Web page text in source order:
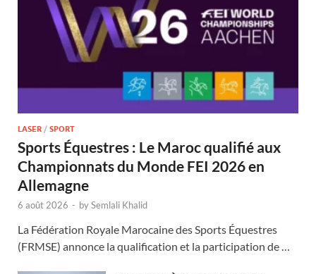
LASER / SPORT
Sports Équestres : Le Maroc qualifié aux
Championnats du Monde FEI 2026 en
Allemagne
6 août 2026 - bySemlali Khalid
La Fédération Royale Marocaine des Sports Équestres
(FRMSE) annonce la qualification et la participation de …